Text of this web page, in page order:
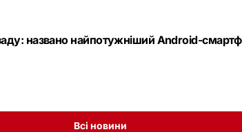
названо найпотужніший Android-
Всі новини